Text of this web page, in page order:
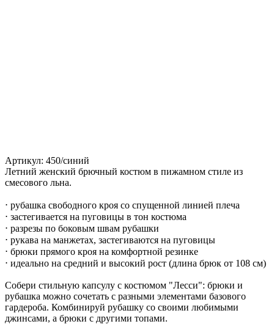
Артикул: 450/синий
Летний женский брючный костюм в пижамном стиле из
смесового льна.
⋅ рубашка свободного кроя со спущенной линией плеча
⋅ застегивается на пуговицы в тон костюма
⋅ разрезы по боковым швам рубашки
⋅ рукава на манжетах, застегиваются на пуговицы
⋅ брюки прямого кроя на комфортной резинке
⋅ идеально на средний и высокий рост (длина брюк от 108 см)
Собери стильную капсулу с костюмом "Лесси": брюки и
рубашка можно сочетать с разными элементами базового
гардероба. Комбинируй рубашку со своими любимыми
джинсами, а брюки с другими топами.